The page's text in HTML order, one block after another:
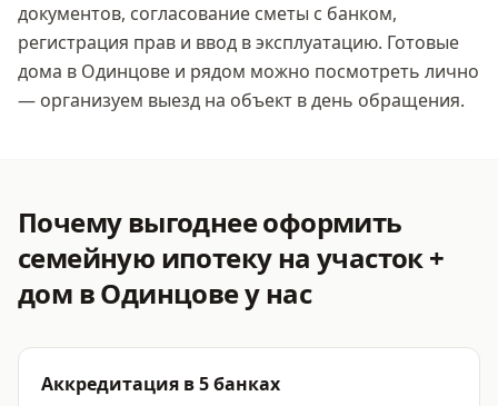
документов, согласование сметы с банком,
регистрация прав и ввод в эксплуатацию. Готовые
дома в Одинцове и рядом можно посмотреть лично
— организуем выезд на объект в день обращения.
Почему выгоднее оформить
семейную ипотеку на участок +
дом в Одинцовеу нас
Аккредитация в 5 банках